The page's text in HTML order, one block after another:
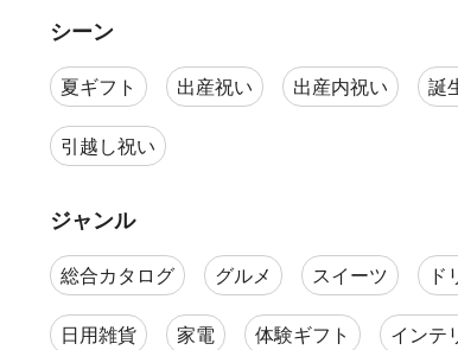
シーン
夏ギフト 出産祝い 出産内祝い 誕
引越し祝い
ジャンル
総合カタログ グルメ スイーツ ド
日用雑貨 家電 体験ギフト インテ